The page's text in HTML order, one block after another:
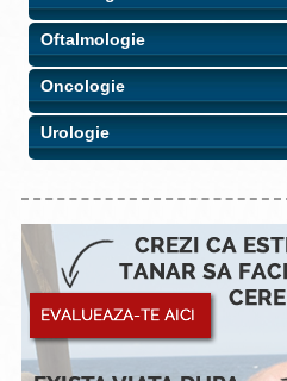
Oftalmologie
Oncologie
Urologie